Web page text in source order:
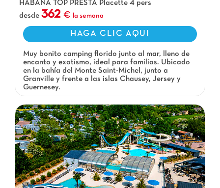
HABANA TOP PRESTA Placette 4 pers
desde 362 la semana
HAGA CLIC AQUI
Muy bonito camping florido junto al mar, lleno de
encanto y exotismo, ideal para familias. Ubicado
en la bahía del Monte Saint-Michel, junto a
Granville y frente a las islas Chausey, Jersey y
Guernesey.